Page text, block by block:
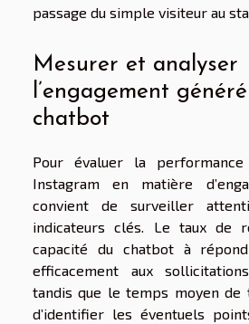
passage du simple visiteur au
Mesurer et analyser
l’engagement
chatbot
Pour évaluer la
Instagram en matière
convient de surveiller
indicateurs clés. Le taux de
capacité du chatbot à
efficacement aux
tandis que le temps moyen
d’identifier les éventuels